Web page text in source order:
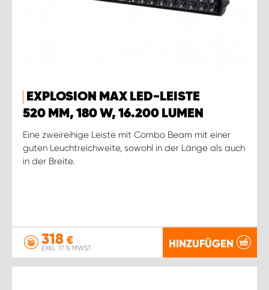
EXPLOSION MAX LED-LEISTE
520 MM, 180 W, 16.200 LUMEN
Eine zweireihige Leiste mit Combo Beam mit einer
guten Leuchtreichweite, sowohl in der Länge als auch
in der Breite.
318 €
EXKL. 17 % MWST. HINZUFÜGEN